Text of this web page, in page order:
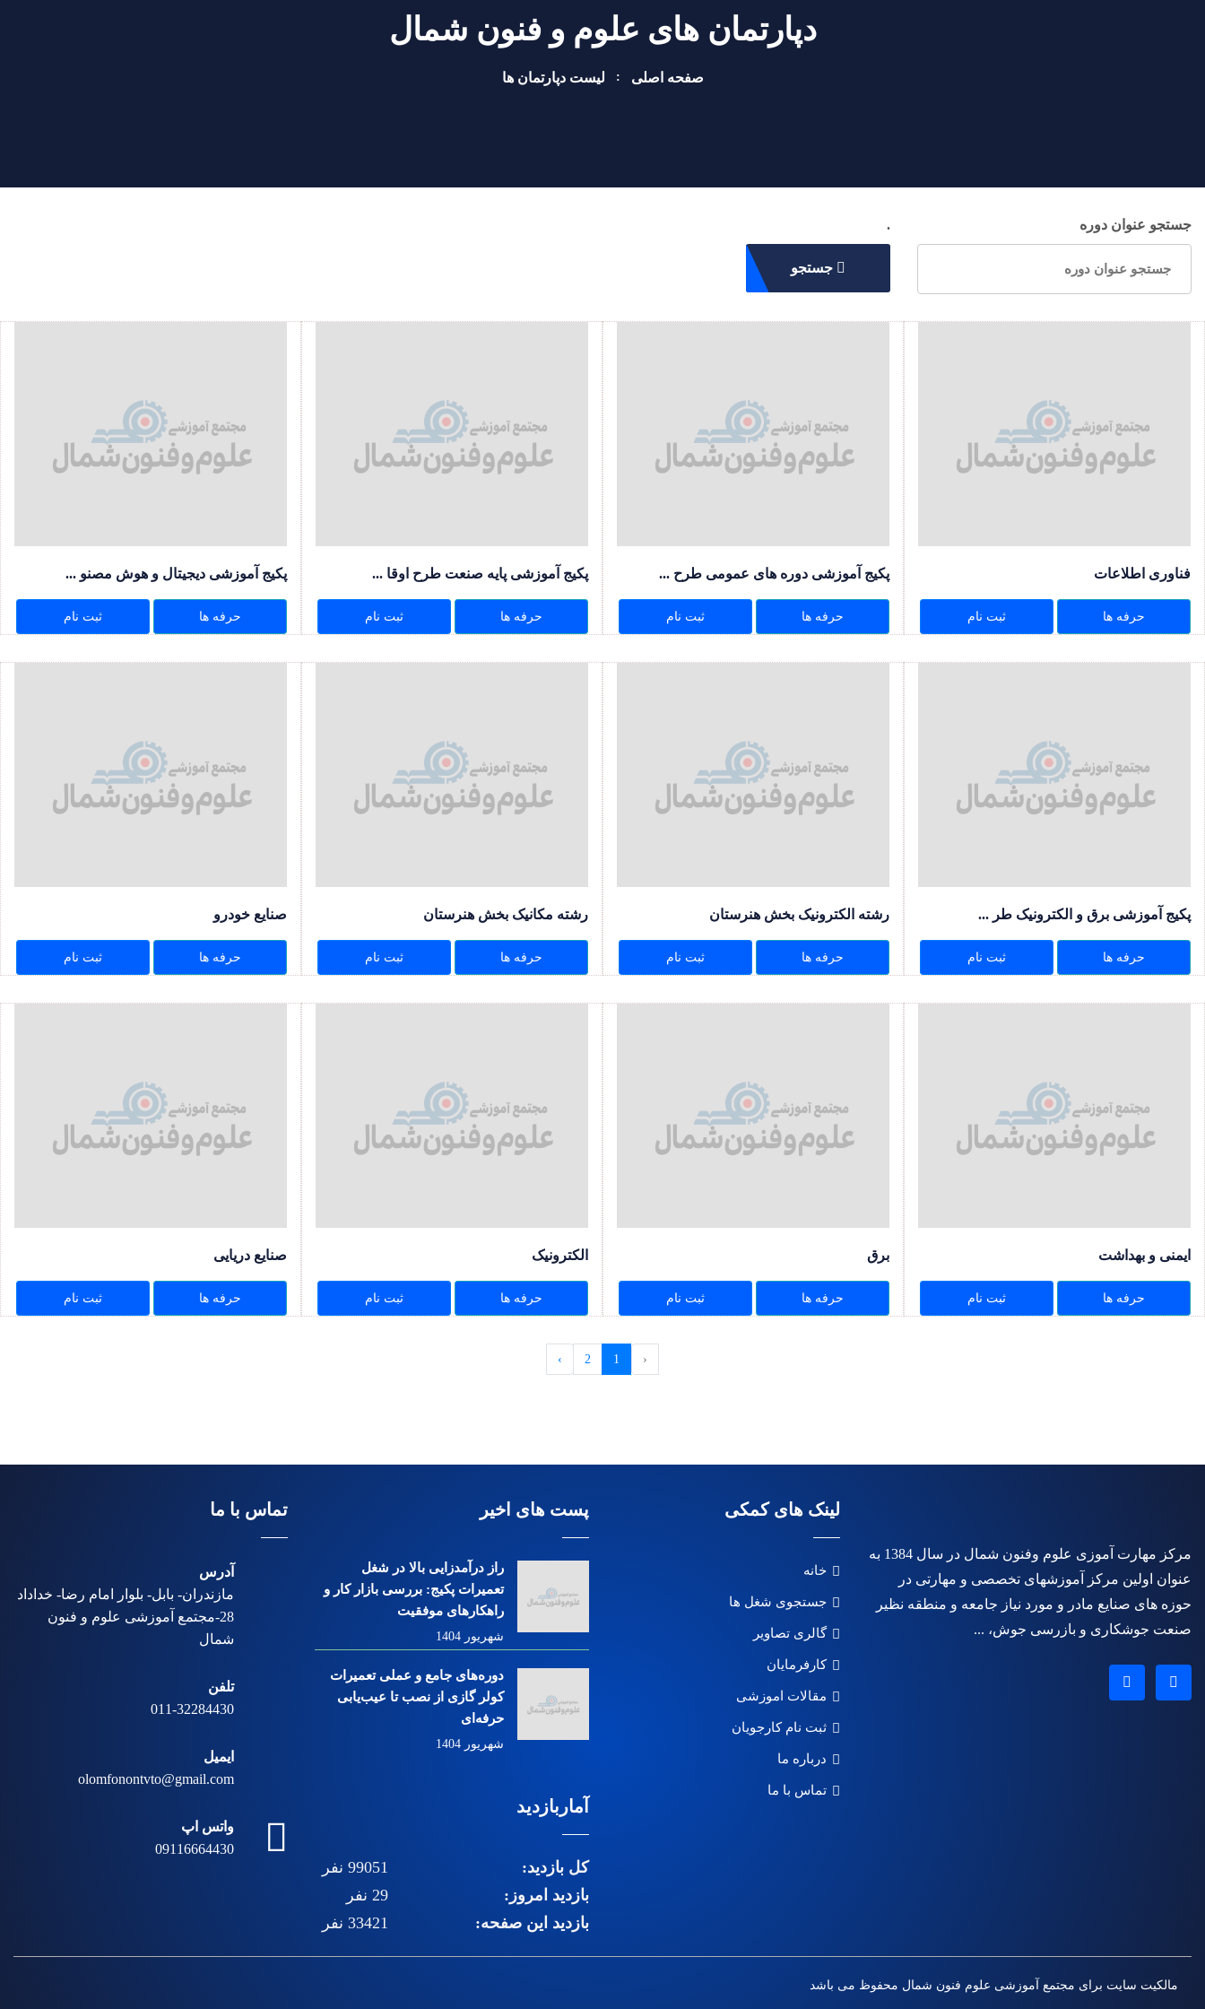
دپارتمان های علوم و فنون شمال
صفحه اصلی لیست دپارتمان ها
جستجو عنوان دوره .
جستجو
فناوری اطلاعات
حرفه ها ثبت نام
پکیج آموزشی دوره های عمومی طرح ...
حرفه ها ثبت نام
پکیج آموزشی پایه صنعت طرح اوقا ...
حرفه ها ثبت نام
پکیج آموزشی دیجیتال و هوش مصنو ...
حرفه ها ثبت نام
پکیج آموزشی برق و الکترونیک طر ...
حرفه ها ثبت نام
رشته الکترونیک بخش هنرستان
حرفه ها ثبت نام
رشته مکانیک بخش هنرستان
حرفه ها ثبت نام
صنایع خودرو
حرفه ها ثبت نام
ایمنی و بهداشت
حرفه ها ثبت نام
برق
حرفه ها ثبت نام
الکترونیک
حرفه ها ثبت نام
صنایع دریایی
حرفه ها ثبت نام
‹
1
2
›
مرکز مهارت آموزی علوم وفنون شمال در سال 1384 به
عنوان اولین مرکز آموزشهای تخصصی و مهارتی در
حوزه های صنایع مادر و مورد نیاز جامعه و منطقه نظیر
صنعت جوشکاری و بازرسی جوش، ...
لینک های کمکی
خانه
جستجوی شغل ها
گالری تصاویر
کارفرمایان
مقالات اموزشی
ثبت نام کارجویان
درباره ما
تماس با ما
پست های اخیر
راز درآمدزایی بالا در شغل
تعمیرات پکیج: بررسی بازار کار و
راهکارهای موفقیت
شهریور 1404
دوره‌های جامع و عملی تعمیرات
کولر گازی از نصب تا عیب‌یابی
حرفه‌ای
شهریور 1404
آماربازدید
کل بازدید: 99051 نفر
بازدید امروز:
29 نفر
بازدید این صفحه:
33421 نفر
تماس با ما
آدرس
مازندران- بابل- بلوار امام رضا- خداداد
28-مجتمع آموزشی علوم و فنون
شمال
تلفن
011-32284430
ایمیل
olomfonontvto@gmail.com
واتس اپ
09116664430
مالکیت سایت برای مجتمع آموزشی علوم فنون شمال محفوظ می باشد